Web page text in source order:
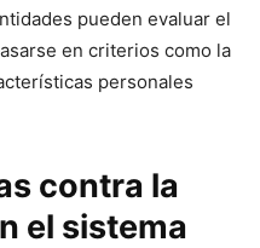
pueden evaluar el
en criterios como la
personales
contra la
el sistema